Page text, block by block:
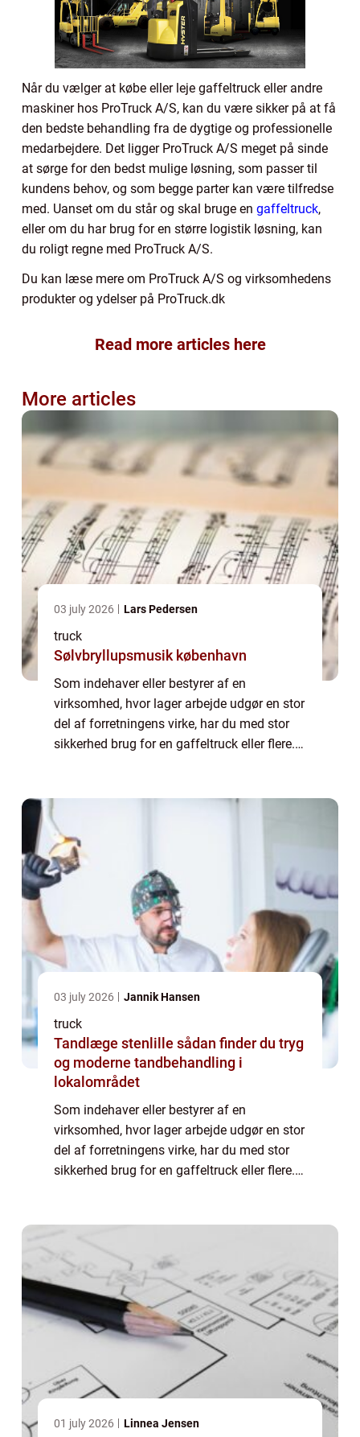
Når du vælger at købe eller leje gaffeltruck eller andre
maskiner hos ProTruck A/S, kan du være sikker på at få
den bedste behandling fra de dygtige og professionelle
medarbejdere. Det ligger ProTruck A/S meget på sinde
at sørge for den bedst mulige løsning, som passer til
kundens behov, og som begge parter kan være tilfredse
med. Uanset om du står og skal bruge en gaffeltruck,
eller om du har brug for en større logistik løsning, kan
du roligt regne med ProTruck A/S.
Du kan læse mere om ProTruck A/S og virksomhedens
produkter og ydelser på ProTruck.dk
Read more articles here
More articles
03 july 2026 Lars Pedersen
truck
Sølvbryllupsmusik københavn
Som indehaver eller bestyrer af en
virksomhed, hvor lager arbejde udgør en stor
del af forretningens virke, har du med stor
sikkerhed brug for en gaffeltruck eller flere.
03 july 2026 Jannik Hansen
truck
Tandlæge stenlille sådan finder du tryg
og moderne tandbehandling i
lokalområdet
Som indehaver eller bestyrer af en
virksomhed, hvor lager arbejde udgør en stor
del af forretningens virke, har du med stor
sikkerhed brug for en gaffeltruck eller flere.
01 july 2026 Linnea Jensen